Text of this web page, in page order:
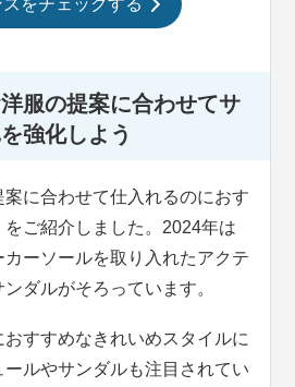
ズをチェックする
服の提案に合わせてサ
強化しよう
に合わせて仕入れるのにおす
ご紹介しました。2024年は
ーソールを取り入れたアクテ
ダルがそろっています。
すすめなきれいめスタイルに
ルやサンダルも注目されてい